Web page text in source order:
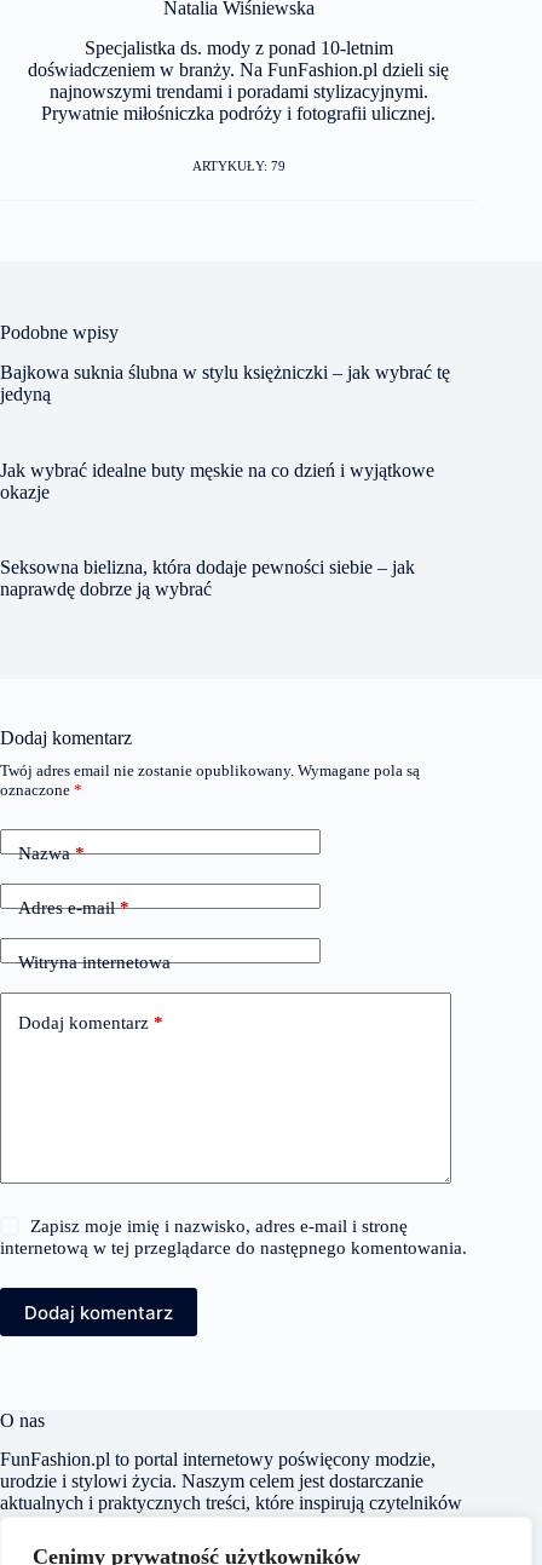
Cenimy prywatność użytkowników
Natalia Wiśniewska
Specjalistka ds. mody z ponad 10-letnim
doświadczeniem w branży. Na FunFashion.pl dzieli się
najnowszymi trendami i poradami stylizacyjnymi.
Prywatnie miłośniczka podróży i fotografii ulicznej.
ARTYKUŁY: 79
Podobne wpisy
Bajkowa suknia ślubna w stylu księżniczki – jak wybrać tę
jedyną
Jak wybrać idealne buty męskie na co dzień i wyjątkowe
okazje
Seksowna bielizna, która dodaje pewności siebie – jak
naprawdę dobrze ją wybrać
Dodaj komentarz
Twój adres email nie zostanie opublikowany. Wymagane pola są
oznaczone *
Nazwa*
Adres e-mail*
Witryna internetowa
Dodaj komentarz *
Zapisz moje imię i nazwisko, adres e-mail i stronę
internetową w tej przeglądarce do następnego komentowania.
Dodaj komentarz
O nas
FunFashion.pl to portal internetowy poświęcony modzie,
urodzie i stylowi życia. Naszym celem jest dostarczanie
aktualnych i praktycznych treści, które inspirują czytelników
wygląd i samopoczucie. Dbamy o to, aby nasze artykuły były